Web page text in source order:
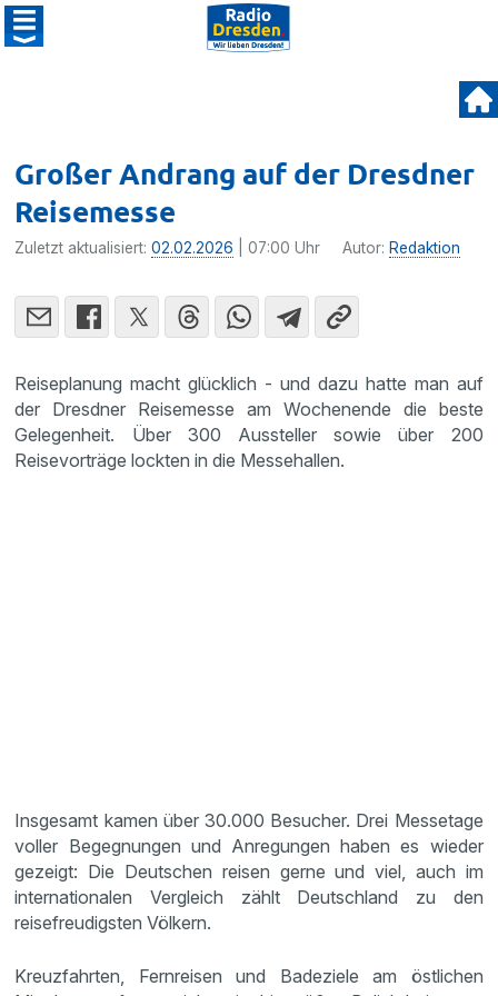
Großer Andrang auf der Dresdner
Reisemesse
Zuletzt aktualisiert:02.02.2026 | 07:00 Uhr Autor: Redaktion
Reiseplanung macht glücklich - und dazu hatte man auf
der Dresdner Reisemesse am Wochenende die beste
Gelegenheit. Über 300 Aussteller sowie über 200
Reisevorträge lockten in die Messehallen.
Insgesamt kamen über 30.000 Besucher. Drei Messetage
voller Begegnungen und Anregungen haben es wieder
gezeigt: Die Deutschen reisen gerne und viel, auch im
internationalen Vergleich zählt Deutschland zu den
reisefreudigsten Völkern.
Kreuzfahrten, Fernreisen und Badeziele am östlichen